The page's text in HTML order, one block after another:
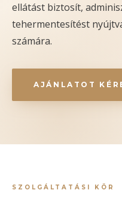
ellátást biztosít,
tehermentesítést
számára.
AJÁNLATOT
SZOLGÁLTATÁSI KÖR